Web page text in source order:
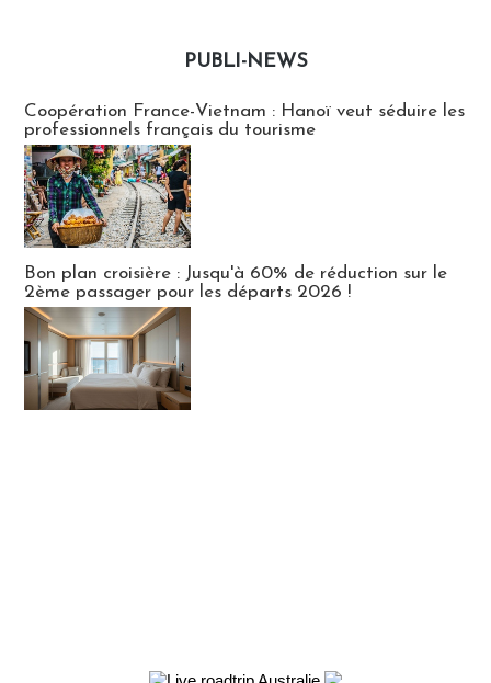
PUBLI-NEWS
Coopération France-Vietnam : Hanoï veut séduire les
professionnels français du tourisme
Bon plan croisière : Jusqu'à 60% de réduction sur le
2ème passager pour les départs 2026 !